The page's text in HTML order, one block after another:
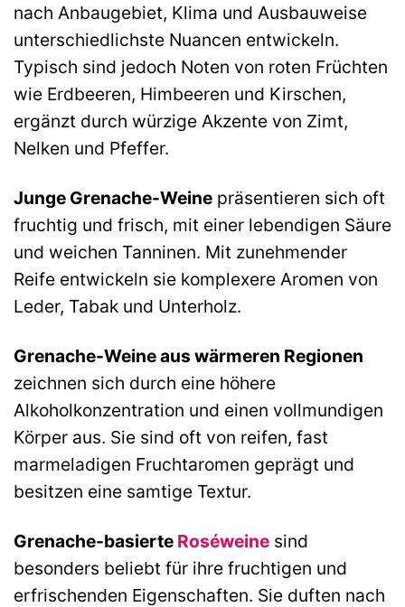
nach Anbaugebiet, Klima und Ausbauweise
unterschiedlichste Nuancen entwickeln.
Typisch sind jedoch Noten von roten Früchten
wie Erdbeeren, Himbeeren und Kirschen,
ergänzt durch würzige Akzente von Zimt,
Nelken und Pfeffer.
Junge Grenache-Weine präsentieren sich oft
fruchtig und frisch, mit einer lebendigen Säure
und weichen Tanninen. Mit zunehmender
Reife entwickeln sie komplexere Aromen von
Leder, Tabak und Unterholz.
Grenache-Weine aus wärmeren Regionen
zeichnen sich durch eine höhere
Alkoholkonzentration und einen vollmundigen
Körper aus. Sie sind oft von reifen, fast
marmeladigen Fruchtaromen geprägt und
besitzen eine samtige Textur.
Grenache-basierte Roséweine sind
besonders beliebt für ihre fruchtigen und
erfrischenden Eigenschaften. Sie duften nach